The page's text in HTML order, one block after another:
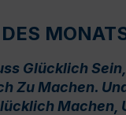
Glücklich
Zu Machen.
Machen,